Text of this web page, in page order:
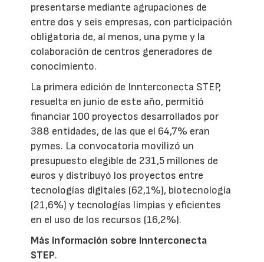
presentarse mediante agrupaciones de
entre dos y seis empresas, con participación
obligatoria de, al menos, una pyme y la
colaboración de centros generadores de
conocimiento.
La primera edición de Innterconecta STEP,
resuelta en junio de este año, permitió
financiar 100 proyectos desarrollados por
388 entidades, de las que el 64,7% eran
pymes. La convocatoria movilizó un
presupuesto elegible de 231,5 millones de
euros y distribuyó los proyectos entre
tecnologías digitales (62,1%), biotecnología
(21,6%) y tecnologías limpias y eficientes
en el uso de los recursos (16,2%).
Más información sobre Innterconecta
STEP.